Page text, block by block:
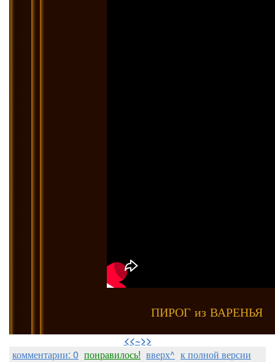
ПИРОГ из ВАРЕНЬЯ
<<~>>
комментарии: 0 понравилось! вверх^ к полной версии